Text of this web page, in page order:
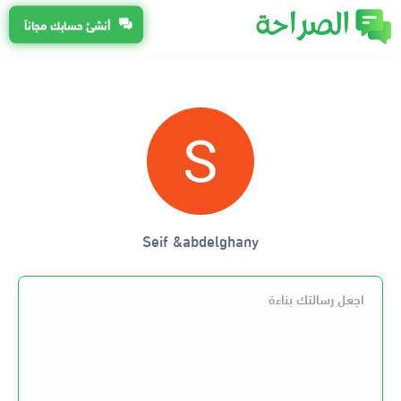
أنشئ حسابك مجاناً
Seif &abdelghany